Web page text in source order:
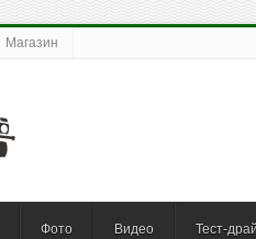
Магазин
Фото Видео Тест-